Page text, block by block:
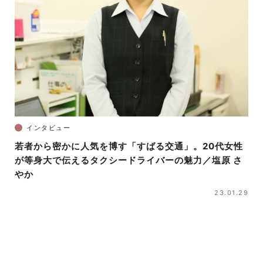
インタビュー
若者から密かに人気を博す「すばる交通」。20代女性
が等身大で伝えるタクシードライバーの魅力／塩原 さ
やか
23.01.29